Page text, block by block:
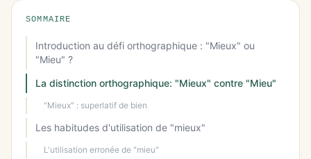
SOMMAIRE
Introduction au défi orthographique : "Mieux" ou
"Mieu" ?
La distinction orthographique: "Mieux" contre "Mieu"
"Mieux" : superlatif de bien
Les habitudes d'utilisation de "mieux"
L'utilisation erronée de "mieu"